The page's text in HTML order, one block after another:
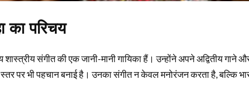
का परिचय
शास्त्रीय संगीत की एक जानी-मानी गायिका हैं। उन्होंने अपने अद्वितीय
स्तर पर भी पहचान बनाई है। उनका संगीत न केवल मनोरंजन करता है, बल्कि